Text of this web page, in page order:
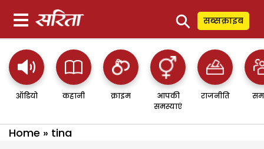
⚲ सब्सक्राइब
ऑडियो कहानी क्राइम
आपकी
समस्याएं
राजनीति
Home » tina